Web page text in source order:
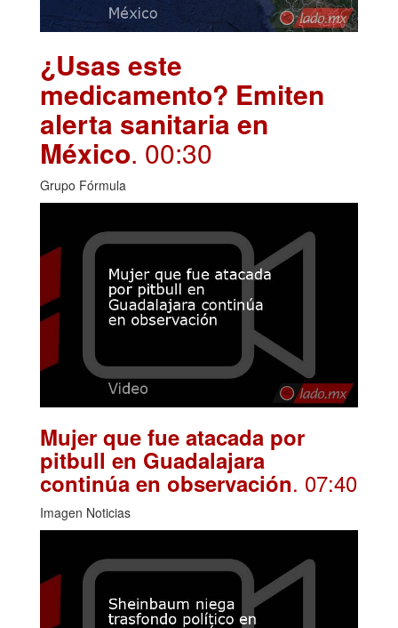
¿Usas este
medicamento? Emiten
alerta sanitaria en
México. 00:30
Grupo Fórmula
Mujer que fue atacada por
pitbull en Guadalajara
continúa en observación. 07:40
Imagen Noticias